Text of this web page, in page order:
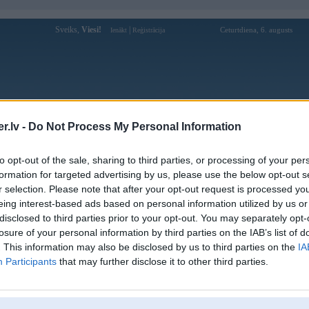
- Do Not Process My Personal Information
opt-out of the sale, sharing to third parties, or processing of your
for targeted advertising by us, please use the below opt-out
selection. Please note that after your opt-out request is processed
interest-based ads based on personal information utilized by us
to third parties prior to your opt-out. You may separately
of your personal information by third parties on the IAB’s list of
This information may also be disclosed by us to third parties on the
Participants that may further disclose it to other third parties.
Sveiks, Viesi! Ienākt Reģistrācija Ceturtdiena, 6. augusts
Forums Galerijas Reģistrācija Lietotāji
Lietotāja pgwbetgamecom profils
Lietotājvārds:
pgwbetgamecom
Ziņojumi forumā:
0
Pēdējie ziņojumi forumā